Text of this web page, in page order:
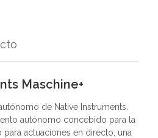
Maschine+
de Native Instruments.
autónomo concebido para la
actuaciones en directo, una